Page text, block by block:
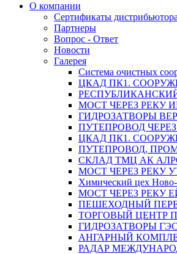
О компании
Сертификаты дистрибьютора
Партнеры
Вопрос - Ответ
Новости
Галерея
Система очистных
ЦКАД ПК1.
МОСТ ЧЕРЕЗ РЕКУ
ГИДРОЗАТВОРЫ
ПУТЕПРОВОД
ЦКАД ПК1.
ПУТЕПРОВОД,
СКЛАД ТМЦ АК
МОСТ ЧЕРЕЗ РЕКУ
Химический цех
МОСТ ЧЕРЕЗ РЕКУ
ПЕШЕХОДНЫЙ
ТОРГОВЫЙ ЦЕНТР
ГИДРОЗАТВОРЫ
АНГАРНЫЙ
РАДАР